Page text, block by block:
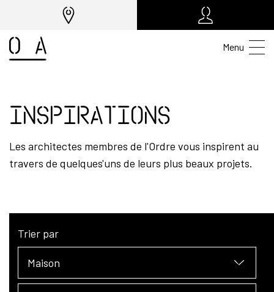
Menu
Inspirations
Les architectes membres de l'Ordre vous inspirent au
travers de quelques'uns de leurs plus beaux projets.
Trier par
Maison